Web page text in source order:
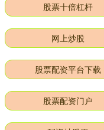
股票十倍杠杆
网上炒股
股票配资平台下载
股票配资门户